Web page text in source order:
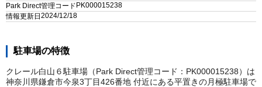
Park Direct管理コード PK000015238
情報更新日 2024/12/18
駐車場の特徴
クレール白山６駐車場（Park Direct管理コード：PK000015238）は
神奈川県鎌倉市今泉3丁目426番地 付近にある平置きの月極駐車場で